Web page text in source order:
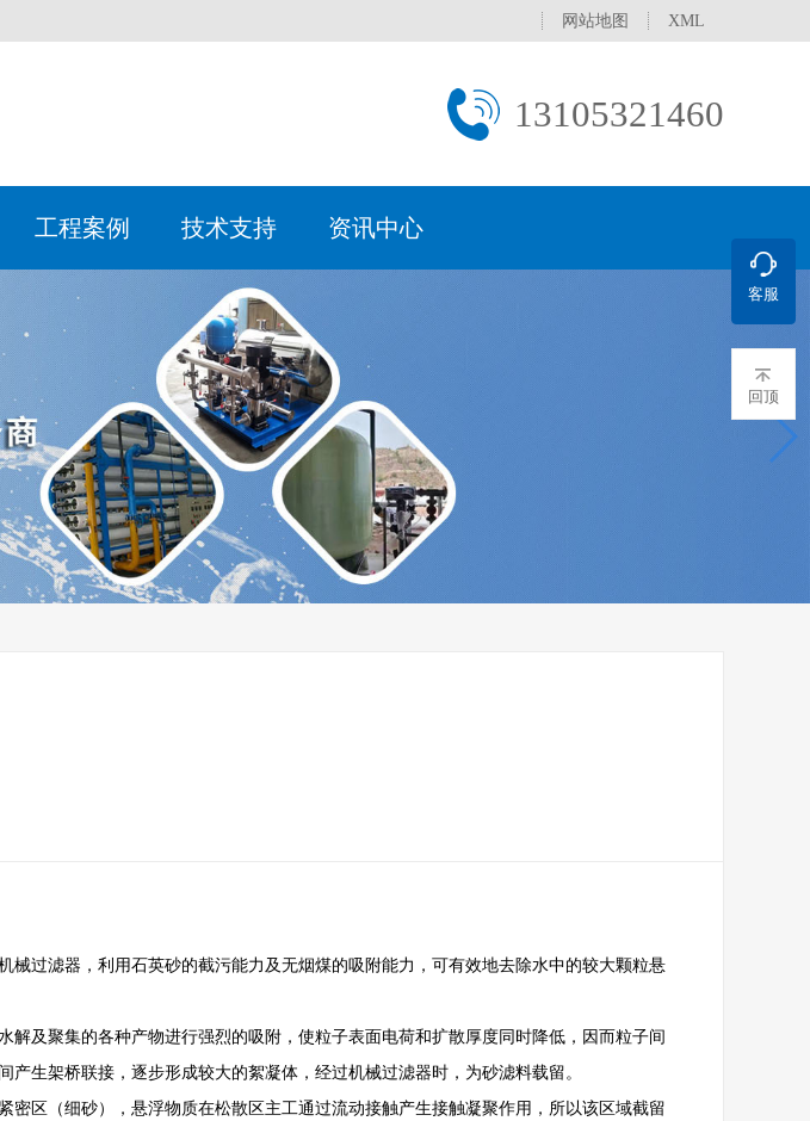
网站地图 XML
13105321460
企业简介 企业文化
生产现场
反渗透设备 软化水设备
无负压供水设备 超滤过滤设备 污水一体化设备
电子水处理器 定压补水装置
旁流水处理器 全程水处理器
反渗透膜 水处理药剂
工程案例
化工煤电行业 食品行业
机械行业 超市/学校/医院 城镇生活污水
建筑行业
技术支持
水处理术语 水处理常用方法
常见问题
资讯中心
企业动态 行业新闻
人事招聘
体系
销售中心 办事处
服务团队 质量保证 服务承诺
过滤器，利用石英砂的截污能力及无烟煤的吸附能力，可有效地去除水中的较大颗粒悬
聚集的各种产物进行强烈的吸附，使粒子表面电荷和扩散厚度同时降低，因而粒子间
生架桥联接，逐步形成较大的絮凝体，经过机械过滤器时，为砂滤料载留。
（细砂），悬浮物质在松散区主工通过流动接触产生接触凝聚作用，所以该区域截留
客服
回顶